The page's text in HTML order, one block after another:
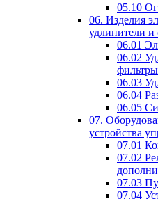
05.10
06. Изделия
удлинители и
06.01
06.02
фильтры
06.03
06.04
06.05
07.
устройства
07.01
07.02
07.03
07.04